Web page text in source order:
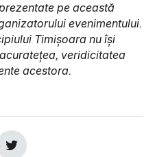
pe această
evenimentului.
Timișoara nu își
veridicitatea
acestora.